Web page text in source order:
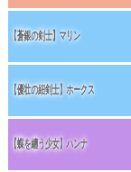
【蒼銀の剣士】マリン
【優壮の細剣士】ホークス
【蝶を纏う少女】ハンナ